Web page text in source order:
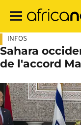
contenu
INFOS
Sahara
de l'accord